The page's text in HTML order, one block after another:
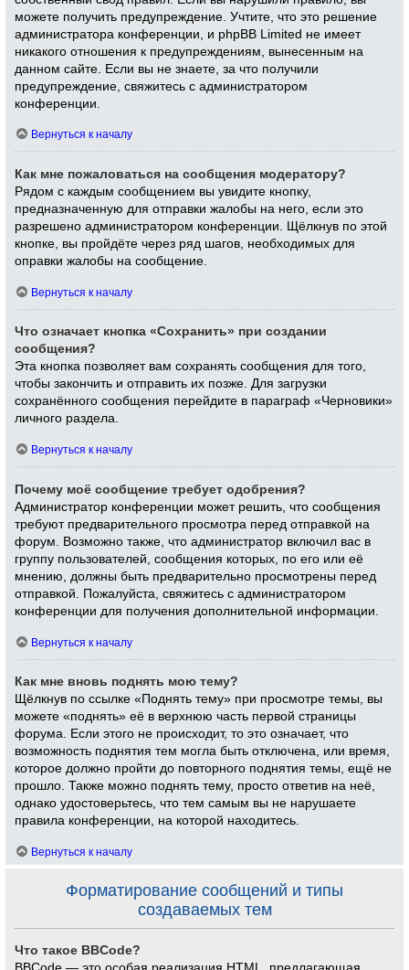
можете получить предупреждение. Учтите, что это решение
администратора конференции, и phpBB Limited не имеет
никакого отношения к предупреждениям, вынесенным на
данном сайте. Если вы не знаете, за что получили
предупреждение, свяжитесь с администратором
конференции.
Вернуться к началу
Как мне пожаловаться на сообщения модератору?
Рядом с каждым сообщением вы увидите кнопку,
предназначенную для отправки жалобы на него, если это
разрешено администратором конференции. Щёлкнув по этой
кнопке, вы пройдёте через ряд шагов, необходимых для
оправки жалобы на сообщение.
Вернуться к началу
Что означает кнопка «Сохранить» при создании
сообщения?
Эта кнопка позволяет вам сохранять сообщения для того,
чтобы закончить и отправить их позже. Для загрузки
сохранённого сообщения перейдите в параграф «Черновики»
личного раздела.
Вернуться к началу
Почему моё сообщение требует одобрения?
Администратор конференции может решить, что сообщения
требуют предварительного просмотра перед отправкой на
форум. Возможно также, что администратор включил вас в
группу пользователей, сообщения которых, по его или её
мнению, должны быть предварительно просмотрены перед
отправкой. Пожалуйста, свяжитесь с администратором
конференции для получения дополнительной информации.
Вернуться к началу
Как мне вновь поднять мою тему?
Щёлкнув по ссылке «Поднять тему» при просмотре темы, вы
можете «поднять» её в верхнюю часть первой страницы
форума. Если этого не происходит, то это означает, что
возможность поднятия тем могла быть отключена, или время,
которое должно пройти до повторного поднятия темы, ещё не
прошло. Также можно поднять тему, просто ответив на неё,
однако удостоверьтесь, что тем самым вы не нарушаете
правила конференции, на которой находитесь.
Вернуться к началу
Форматирование сообщений и типы
создаваемых тем
Что такое BBCode?